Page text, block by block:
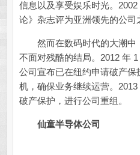
信息以及享受娱乐时光。
论》杂志评为亚洲领先的公司
然而在数码时代的大潮中
不面对残酷的结局。2012 年
公司宣布已在纽约申请破产
机，确保业务继续运营。
破产保护，进行公司重组。
仙童半导体公司